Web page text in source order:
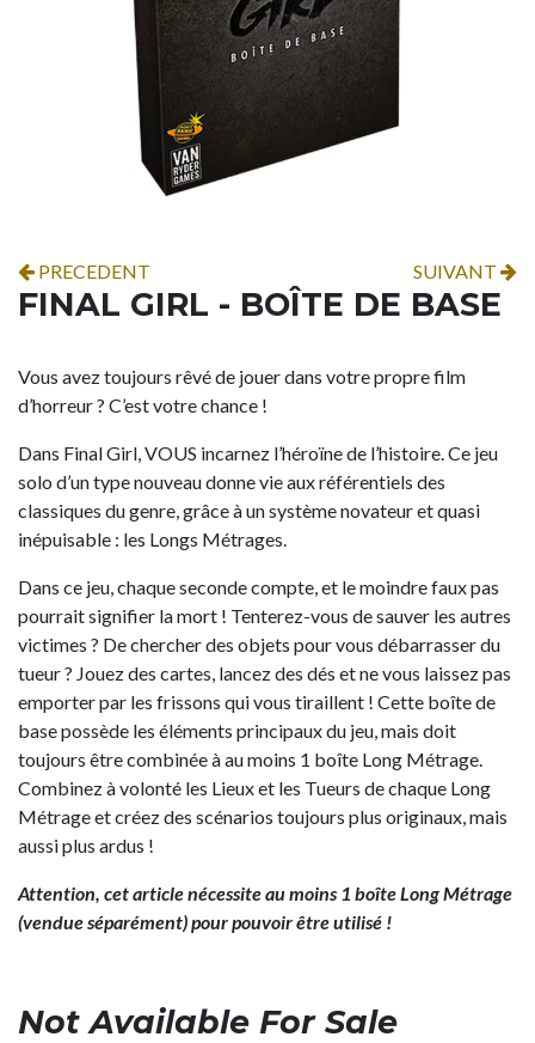
PRECEDENT SUIVANT
FINAL GIRL - BOÎTE DE BASE
Vous avez toujours rêvé de jouer dans votre propre film
d’horreur ? C’est votre chance !
Dans Final Girl, VOUS incarnez l’héroïne de l’histoire. Ce jeu
solo d’un type nouveau donne vie aux référentiels des
classiques du genre, grâce à un système novateur et quasi
inépuisable : les Longs Métrages.
Dans ce jeu, chaque seconde compte, et le moindre faux pas
pourrait signifier la mort ! Tenterez-vous de sauver les autres
victimes ? De chercher des objets pour vous débarrasser du
tueur ? Jouez des cartes, lancez des dés et ne vous laissez pas
emporter par les frissons qui vous tiraillent ! Cette boîte de
base possède les éléments principaux du jeu, mais doit
toujours être combinée à au moins 1 boîte Long Métrage.
Combinez à volonté les Lieux et les Tueurs de chaque Long
Métrage et créez des scénarios toujours plus originaux, mais
aussi plus ardus !
Attention, cet article nécessite au moins 1 boîte Long Métrage
(vendue séparément) pour pouvoir être utilisé !
Not Available For Sale